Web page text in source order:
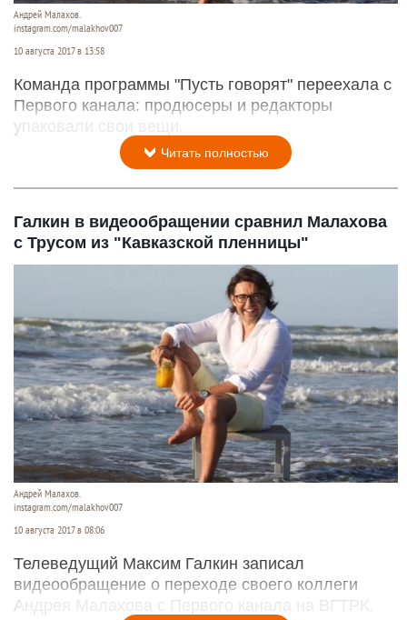
Андрей Малахов.
instagram.com/malakhov007
10 августа 2017 в 13:58
Команда программы "Пусть говорят" переехала с
Первого канала: продюсеры и редакторы
упаковали свои вещи.
Читать полностью
Галкин в видеообращении сравнил Малахова
с Трусом из "Кавказской пленницы"
Андрей Малахов.
instagram.com/malakhov007
10 августа 2017 в 08:06
Телеведущий Максим Галкин записал
видеообращение о переходе своего коллеги
Андрея Малахова с Первого канала на ВГТРК.